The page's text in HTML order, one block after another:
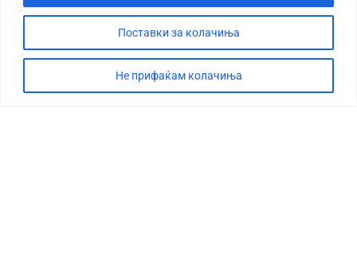
Поставки за колачиња
Не прифаќам колачиња
ДЕБАТА